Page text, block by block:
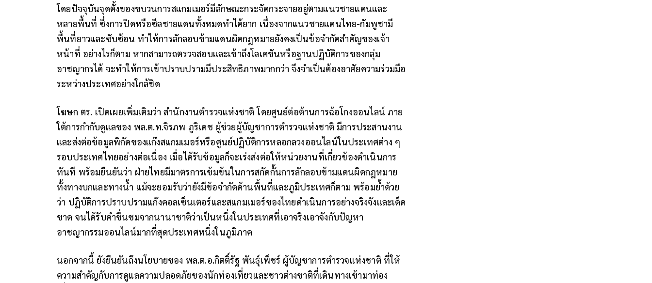
โดยปัจจุบันจุดตั้งของขบวนการสแกมเมอร์มีลักษณะกระจัดกระจายอยู่ตามแนวชายแดนและ
หลายพื้นที่ ซึ่งการปิดหรือซีลชายแดนทั้งหมดทำได้ยาก เนื่องจากแนวชายแดนไทย-กัมพูชามี
พื้นที่ยาวและซับซ้อน ทำให้การลักลอบข้ามแดนผิดกฎหมายยังคงเป็นข้อจำกัดสำคัญของเจ้า
หน้าที่ อย่างไรก็ตาม หากสามารถตรวจสอบและเข้าถึงโลเคชันหรือฐานปฏิบัติการของกลุ่ม
อาชญากรได้ จะทำให้การเข้าปราบปรามมีประสิทธิภาพมากกว่า จึงจำเป็นต้องอาศัยความร่วมมือ
ระหว่างประเทศอย่างใกล้ชิด
โฆษก ตร. เปิดเผยเพิ่มเติมว่า สำนักงานตำรวจแห่งชาติ โดยศูนย์ต่อต้านการฉ้อโกงออนไลน์ ภาย
ใต้การกำกับดูแลของ พล.ต.ท.จิรภพ ภูริเดช ผู้ช่วยผู้บัญชาการตำรวจแห่งชาติ มีการประสานงาน
และส่งต่อข้อมูลพิกัดของแก๊งสแกมเมอร์หรือศูนย์ปฏิบัติการหลอกลวงออนไลน์ในประเทศต่าง ๆ
รอบประเทศไทยอย่างต่อเนื่อง เมื่อได้รับข้อมูลก็จะเร่งส่งต่อให้หน่วยงานที่เกี่ยวข้องดำเนินการ
ทันที พร้อมยืนยันว่า ฝ่ายไทยมีมาตรการเข้มข้นในการสกัดกั้นการลักลอบข้ามแดนผิดกฎหมาย
ทั้งทางบกและทางน้ำ แม้จะยอมรับว่ายังมีข้อจำกัดด้านพื้นที่และภูมิประเทศก็ตาม พร้อมย้ำด้วย
ว่า ปฏิบัติการปราบปรามแก๊งคอลเซ็นเตอร์และสแกมเมอร์ของไทยดำเนินการอย่างจริงจังและเด็ด
ขาด จนได้รับคำชื่นชมจากนานาชาติว่าเป็นหนึ่งในประเทศที่เอาจริงเอาจังกับปัญหา
อาชญากรรมออนไลน์มากที่สุดประเทศหนึ่งในภูมิภาค
นอกจากนี้ ยังยืนยันถึงนโยบายของ พล.ต.อ.กิตติ์รัฐ พันธุ์เพ็ชร์ ผู้บัญชาการตำรวจแห่งชาติ ที่ให้
ความสำคัญกับการดูแลความปลอดภัยของนักท่องเที่ยวและชาวต่างชาติที่เดินทางเข้ามาท่อง